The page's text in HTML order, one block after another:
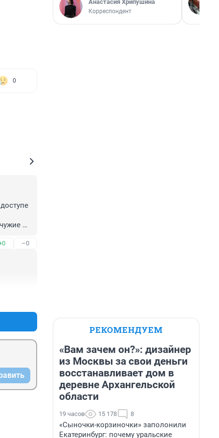
0
–0
Анастасия Хрипушина
Корреспондент
РЕКОМЕНДУЕМ
«Вам зачем он?»: дизайнер
из Москвы за свои деньги
восстанавливает дом в
деревне Архангельской
области
19 часов 15 178 8
«Сыночки-корзиночки» заполонили
Екатеринбург: почему уральские